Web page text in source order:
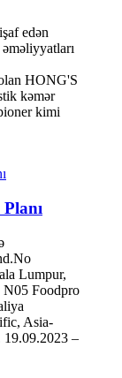
edən
HONG'S
kəmər
kimi
Lumpur,
N05 Foodpro
Asia-
–